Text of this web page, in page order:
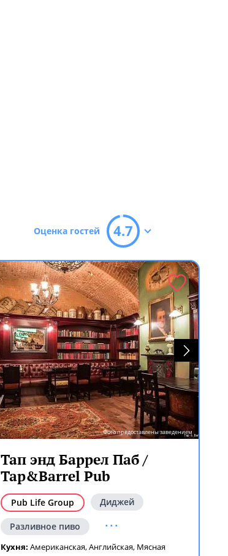
Оценка гостей 4.7
Фото предоставлены заведением
Тап энд Баррел Паб /
Tap&Barrel Pub
Pub Life Group Диджей
Разливное пиво ...
Кухня: Американская,Английская, Мясная